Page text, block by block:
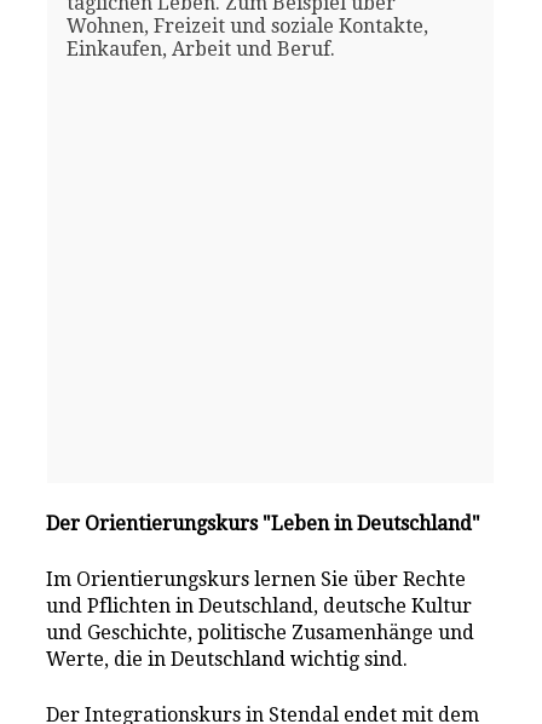
Wohnen, Freizeit und soziale Kontakte,
Einkaufen, Arbeit und Beruf.
Der Orientierungskurs "Leben in Deutschland"
Im Orientierungskurs lernen Sie über Rechte
und Pflichten in Deutschland, deutsche Kultur
und Geschichte, politische Zusamenhänge und
Werte, die in Deutschland wichtig sind.
Der Integrationskurs in Stendal endet mit dem